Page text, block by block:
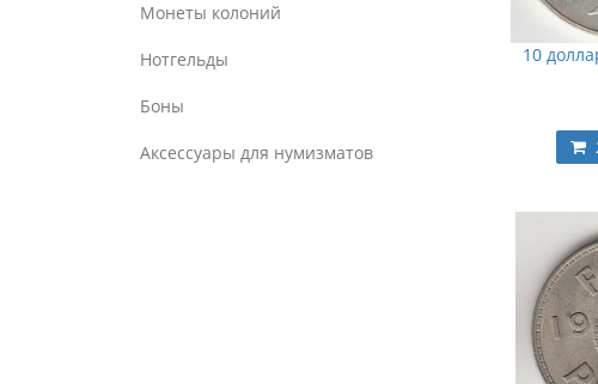
Монеты колоний
Нотгельды
Боны
Аксессуары для нумизматов
10